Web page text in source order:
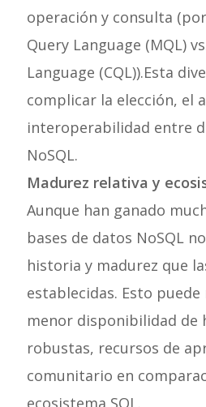
operación y consulta
Query Language (MQL)
Language (CQL)).Esta
complicar la elección, el
interoperabilidad entre
NoSQL.
Madurez relativa y
Aunque han ganado
bases de datos NoSQL
historia y madurez que
establecidas. Esto
menor disponibilidad de
robustas, recursos de
comunitario en
ecosistema SQL.